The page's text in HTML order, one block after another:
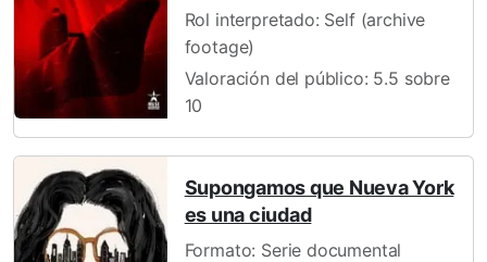
Rol interpretado: Self (archive
footage)
Valoración del público: 5.5 sobre
10
Supongamos que Nueva York
es una ciudad
Formato: Serie documental